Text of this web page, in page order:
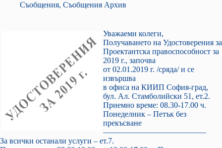
Съобщения, Съобщения Архив
Уважаеми колеги,
Получаването на Удостоверения за
Проектантска правоспособност за
2019 г., започва
от 02.01.2019 г. /сряда/ и се
извършва
в офиса на КИИП София-град,
бул. Ал. Стамболийски 51, ет.2.
Приемно време: 08.30-17.00 ч.
Понеделник – Петък без
прекъсване
––––––––––––––––––––––––––
За всички останали услуги – ет.7.